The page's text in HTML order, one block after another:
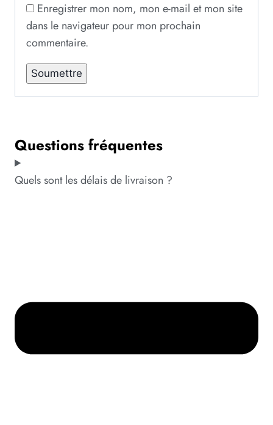
Enregistrer mon nom, mon e-mail et mon site
dans le navigateur pour mon prochain
commentaire.
Questions fréquentes
Quels sont les délais de livraison ?